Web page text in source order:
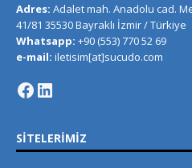
Adres: Adalet mah. Anadolu cad.
41/81 35530 Bayraklı İzmir / Türkiye
Whatsapp: +90 (553) 770 52 69
e-mail: iletisim[at]sucudo.com
SITELERIMIZ